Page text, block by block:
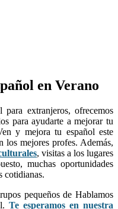
en Verano
extranjeros, ofrecemos
para ayudarte a mejorar tu
y mejora tu español este
los mejores profes. Además,
, visitas a los lugares
muchas oportunidades
cotidianas.
pequeños de Hablamos
Te esperamos en nuestra